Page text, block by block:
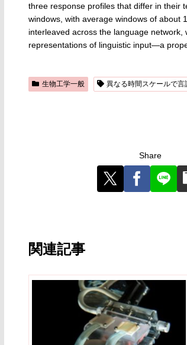
three response profiles that differ in their
windows, with average windows of about
interleaved across the language
representations of linguistic input—a
生物工学一般 異なる時間スケールで
Share
関連記事